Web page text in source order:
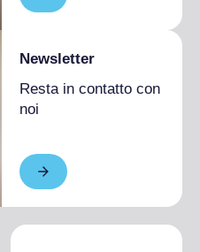
Newsletter
Resta in contatto con
noi